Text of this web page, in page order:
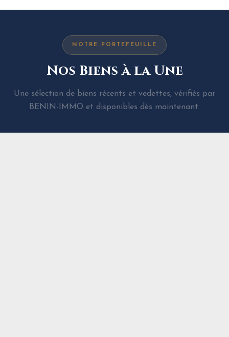
NOTRE PORTEFEUILLE
Nos Biens à la Une
Une sélection de biens récents et vedettes, vérifiés par
BENIN-IMMO et disponibles dès maintenant.